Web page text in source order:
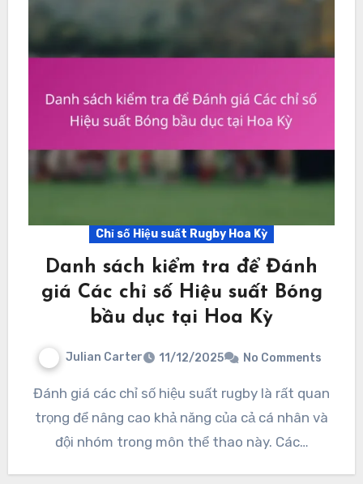
Chỉ số Hiệu suất Rugby Hoa Kỳ
Danh sách kiểm tra để Đánh
giá Các chỉ số Hiệu suất Bóng
bầu dục tại Hoa Kỳ
Julian Carter 11/12/2025 No Comments
Đánh giá các chỉ số hiệu suất rugby là rất quan
trọng để nâng cao khả năng của cả cá nhân và
đội nhóm trong môn thể thao này. Các…